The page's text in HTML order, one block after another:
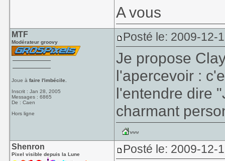
A vous
MTF
Modérateur groovy
Joue àfaire l'imbécile.
Inscrit : Jan 28, 2005
Messages : 6865
De : Caen
Hors ligne
Posté le: 2009-12-
Je propose
l'apercevoir :
l'entendre dire
charmant
Shenron
Pixel visible depuis la Lune Posté le: 2009-12-